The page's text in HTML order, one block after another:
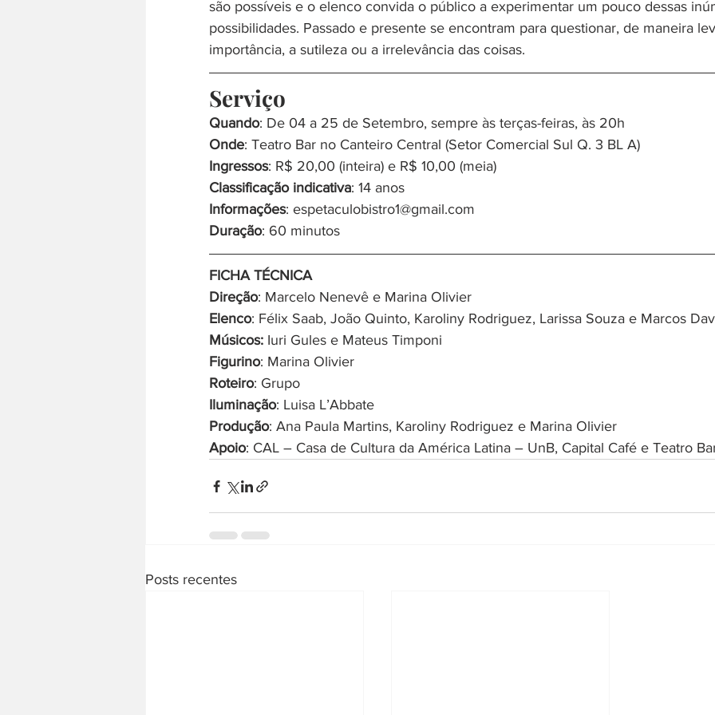
são possíveis e o elenco convida o público a experimentar um pouco dessas
possibilidades. Passado e presente se encontram para questionar, de maneira
importância, a sutileza ou a irrelevância das coisas.
Serviço
Quando: De 04 a 25 de Setembro, sempre às terças-feiras, às 20h
Onde: Teatro Bar no Canteiro Central (Setor Comercial Sul Q. 3 BL A)
Ingressos: R$ 20,00 (inteira) e R$ 10,00 (meia)
Classificação indicativa: 14 anos
Informações: espetaculobistro1@gmail.com
Duração: 60 minutos
FICHA TÉCNICA
Direção: Marcelo Nenevê e Marina Olivier
Elenco: Félix Saab, João Quinto, Karoliny Rodriguez, Larissa Souza e Marcos
Músicos: Iuri Gules e Mateus Timponi
Figurino: Marina Olivier
Roteiro: Grupo
Iluminação: Luisa L’Abbate
Produção: Ana Paula Martins, Karoliny Rodriguez e Marina Olivier
Apoio: CAL – Casa de Cultura da América Latina – UnB, Capital Café e Teatro
Posts recentes